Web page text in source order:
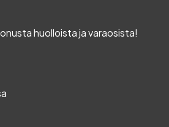
huolloista ja varaosista!